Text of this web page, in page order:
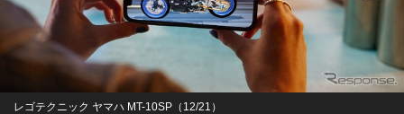
レゴテクニック ヤマハ MT-10SP（12/21）